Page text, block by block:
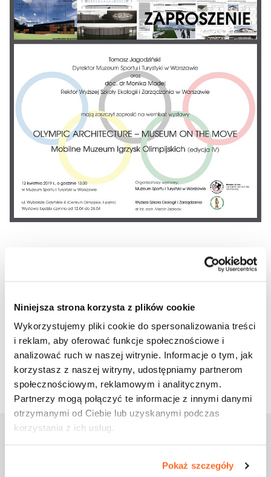
Niniejsza strona korzysta z plików cookie
Wykorzystujemy pliki cookie do spersonalizowania treści
i reklam, aby oferować funkcje społecznościowe i
analizować ruch w naszej witrynie. Informacje o tym, jak
korzystasz z naszej witryny, udostępniamy partnerom
społecznościowym, reklamowym i analitycznym.
Partnerzy mogą połączyć te informacje z innymi danymi
otrzymanymi od Ciebie lub uzyskanymi podczas
korzystania z ich usług.
Pokaż szczegóły
TwitterLinkedInPinterestEmail
12 kwietnia 2019